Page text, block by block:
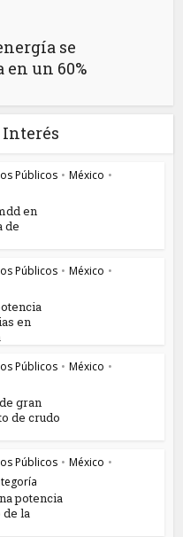
se
un 60%
Públicos • México •
en
de
Públicos • México •
en
Públicos • México •
gran
de crudo
Públicos • México •
potencia
de la